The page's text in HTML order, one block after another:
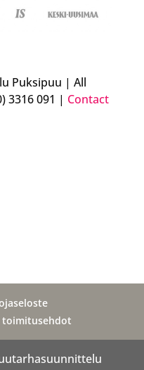
Puksipuu | All
3316 091 | Contact
toimitusehdot